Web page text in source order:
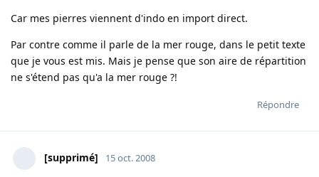
Car mes pierres viennent d'indo en import direct.
Par contre comme il parle de la mer rouge, dans le petit texte
que je vous est mis. Mais je pense que son aire de répartition
ne s'étend pas qu'a la mer rouge ?!
Répondre
[supprimé] 15 oct. 2008